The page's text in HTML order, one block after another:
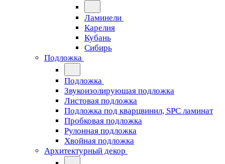
Ламинели
Карелия
Кубань
Сибирь
Подложка
Подложка
Звукоизолирующая подложка
Листовая подложка
Подложка под кварцвинил, SPC ламинат
Пробковая подложка
Рулонная подложка
Хвойная подложка
Архитектурный декор